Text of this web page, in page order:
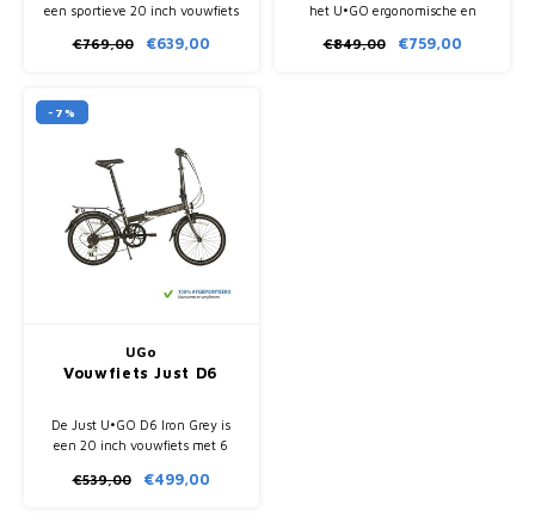
een sportieve 20 inch vouwfiets
licht aluminium frame en
€769,00 €639,00
het U•GO ergonomische en
Voorzien van 3 naaf versnelling,
€849,00 €759,00
-7%
UGo
Vouwfiets Just D6
De Just U•GO D6 Iron Grey is
een 20 inch vouwfiets met 6
aluminium frame en compacte
€539,00 €499,00